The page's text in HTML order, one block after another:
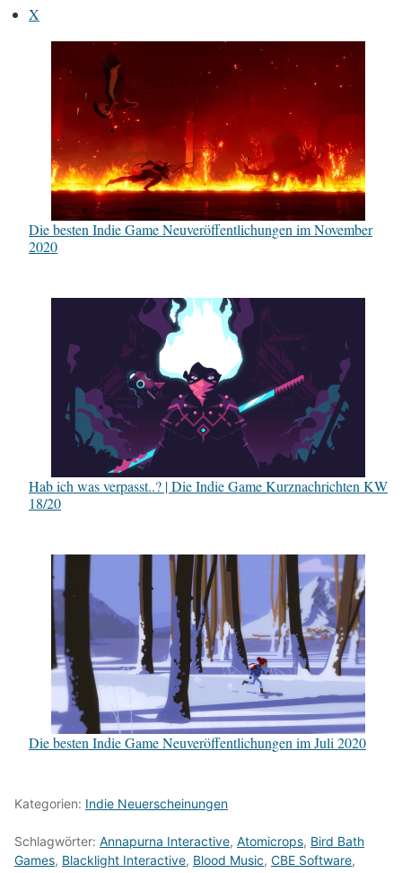
X
Die besten Indie Game Neuveröffentlichungen im November
2020
Hab ich was verpasst..? | Die Indie Game Kurznachrichten KW
18/20
Die besten Indie Game Neuveröffentlichungen im Juli 2020
Kategorien: Indie Neuerscheinungen
Schlagwörter: Annapurna Interactive, Atomicrops, Bird Bath
Games, Blacklight Interactive, Blood Music, CBE Software,